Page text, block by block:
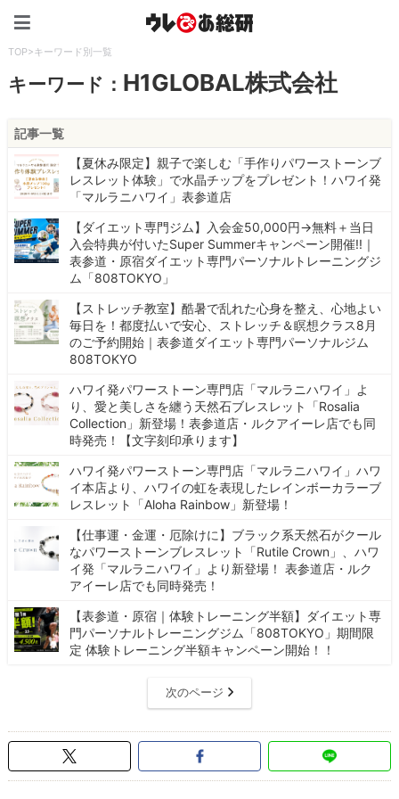
TOP>キーワード別一覧
キーワード： H1GLOBAL株式会社
記事一覧
【夏休み限定】親子で楽しむ「手作りパワーストーンブ
レスレット体験」で水晶チップをプレゼント！ハワイ発
「マルラニハワイ」表参道店
【ダイエット専門ジム】入会金50,000円→無料＋当日
入会特典が付いたSuper Summerキャンペーン開催!!｜
表参道・原宿ダイエット専門パーソナルトレーニングジ
ム「808TOKYO」
【ストレッチ教室】酷暑で乱れた心身を整え、心地よい
毎日を！都度払いで安心、ストレッチ＆瞑想クラス8月
のご予約開始｜表参道ダイエット専門パーソナルジム
808TOKYO
ハワイ発パワーストーン専門店「マルラニハワイ」よ
り、愛と美しさを纏う天然石ブレスレット「Rosalia
Collection」新登場！表参道店・ルクアイーレ店でも同
時発売！【文字刻印承ります】
ハワイ発パワーストーン専門店「マルラニハワイ」ハワ
イ本店より、ハワイの虹を表現したレインボーカラーブ
レスレット「Aloha Rainbow」新登場！
【仕事運・金運・厄除けに】ブラック系天然石がクール
なパワーストーンブレスレット「Rutile Crown」、ハワ
イ発「マルラニハワイ」より新登場！ 表参道店・ルク
アイーレ店でも同時発売！
【表参道・原宿｜体験トレーニング半額】ダイエット専
門パーソナルトレーニングジム「808TOKYO」期間限
定 体験トレーニング半額キャンペーン開始！！
次のページ